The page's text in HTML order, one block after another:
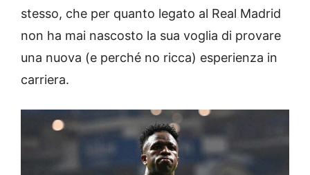
stesso, che per quanto legato al Real Madrid
non ha mai nascosto la sua voglia di provare
una nuova (e perché no ricca) esperienza in
carriera.